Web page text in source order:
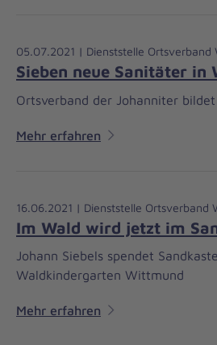
05.07.2021 | Dienststelle Ortsverband
Sieben neue Sanitäter in
Ortsverband der Johanniter
Mehr erfahren
16.06.2021 | Dienststelle Ortsverband
Im Wald wird jetzt im
Johann Siebels spendet
Waldkindergarten Wittmund
Mehr erfahren